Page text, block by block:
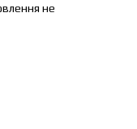
не